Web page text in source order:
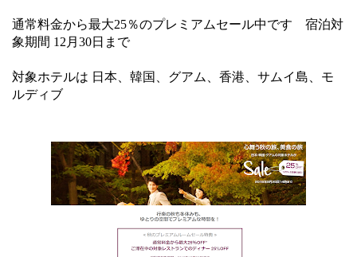
通常料金から最大25％のプレミアムセール中です 宿泊対
象期間 12月30日まで
対象ホテルは 日本、韓国、グアム、香港、サムイ島、モ
ルディブ